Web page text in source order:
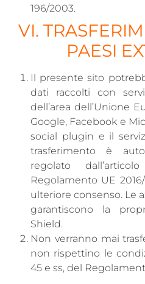
196/2003.
VI.
PAESI
Il presente sito
dati raccolti con
dell’area dell’Unione
Google, Facebook e
social plugin e il
trasferimento è
regolato
Regolamento UE
ulteriore consenso. Le
garantiscono la
Shield.
Non verranno mai
non rispettino le
45 e ss, del